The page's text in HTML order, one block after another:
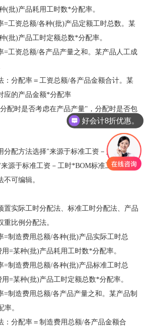
(批)产品耗用工时数*分配率。
=工资总额/各种(批)产品定额工时总数。某
(批)产品工时定额总数*分配率。
=工资总额/各产品产量之和。某产品人工成
：分配率＝工资总额/各产品金额合计。某
应的产品金额*分配率
配时是否考虑在产品产量"，分配时是否包
分配方法选择"来源于标准工资－产量
源于标准工资－工时*BOM标准工资率"，
可编辑。
置实际工时分配法、标准工时分配法、产品
比例分配法。
=制造费用总额/各种(批)产品实际工时总
=某种(批)产品耗用工时数*分配率。
=制造费用总额/各种(批)产品标准工时总
=某种(批)产品工时定额总数*分配率。
=制造费用总额/各产品产量之和。某产品制
率。
：分配率＝制造费用总额/各产品金额合
好会计8折优惠。